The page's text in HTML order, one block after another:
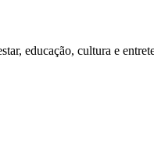
educação, cultura e